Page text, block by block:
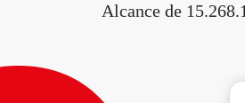
Alcance de